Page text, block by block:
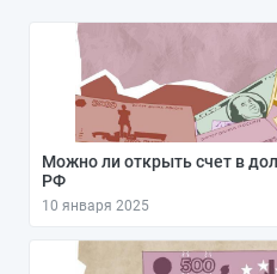
05.01.2026
04.01.2026
Можно ли открыть счет в
РФ
10 января 2025